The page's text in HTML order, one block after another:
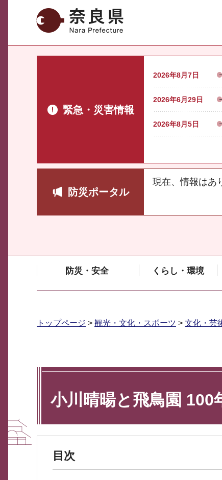
奈良県
緊急・災害情報
2026年8月7日
2026年6月29日
2026年8月5日
防災ポータル
現在、情報はあ
防災・安全 くらし・環境
トップページ > 観光・文化・スポーツ > 文化・芸
小川晴暘と飛鳥園 100
目次